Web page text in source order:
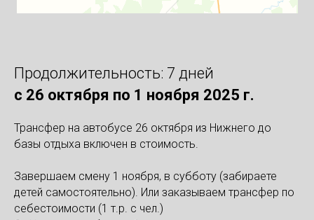
Продолжительность: 7 дней
с 26 октября по 1 ноября 2025 г.
Трансфер на автобусе 26 октября из Нижнего до
базы отдыха включен в стоимость.
Завершаем смену 1 ноября, в субботу (забираете
детей самостоятельно). Или заказываем трансфер по
себестоимости (1 т.р. с чел.)